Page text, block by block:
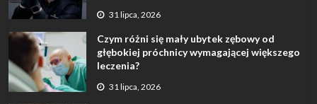
31 lipca, 2026
Czym różni się mały ubytek zębowy od
głębokiej próchnicy wymagającej większego
leczenia?
31 lipca, 2026